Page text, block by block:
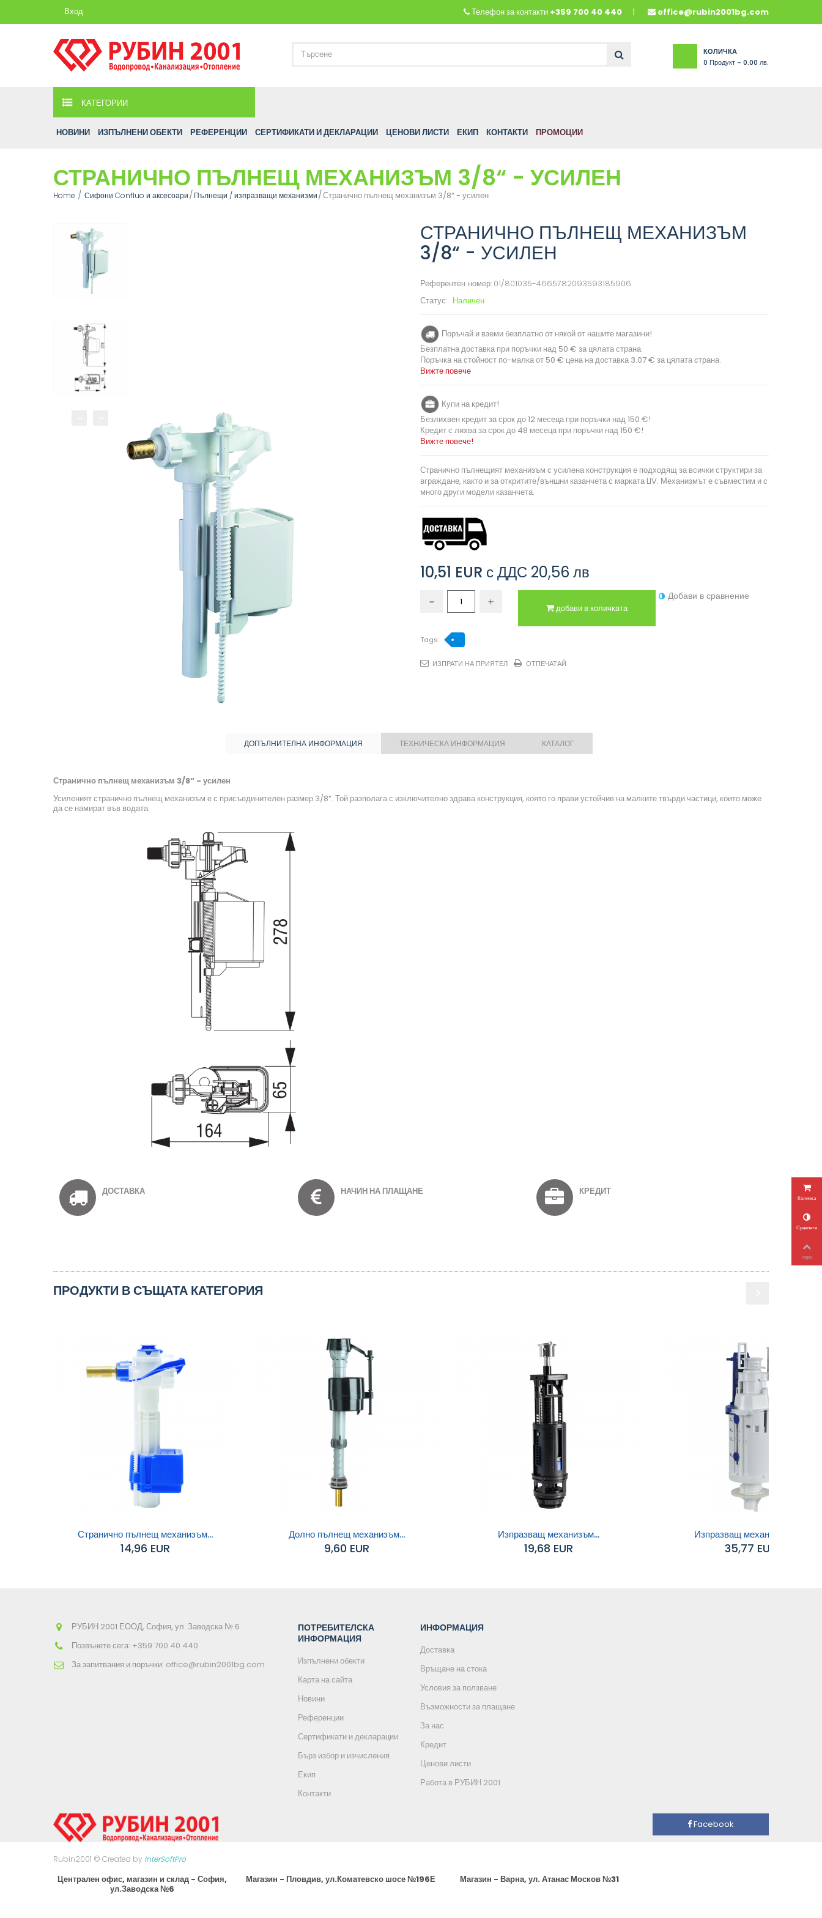
Телефон за контакти +359 700 40 440 office@rubin2001bg.com
Вход
КОЛИЧКА
0 Продукт - 0.00 лв.
КАТЕГОРИИ
НОВИНИ ИЗПЪЛНЕНИ ОБЕКТИ РЕФЕРЕНЦИИ СЕРТИФИКАТИ И ДЕКЛАРАЦИИ ЦЕНОВИ ЛИСТИ ЕКИП КОНТАКТИ ПРОМОЦИИ
СТРАНИЧНО ПЪЛНЕЩ МЕХАНИЗЪМ 3/8“ - УСИЛЕН
Home Сифони Confluo и аксесоари Пълнещи / изпразващи механизми Странично пълнещ механизъм 3/8“ - усилен
СТРАНИЧНО ПЪЛНЕЩ МЕХАНИЗЪМ
3/8“ - УСИЛЕН
Референтен номер: 01/801035-4665782093593185906
Статус: Наличен
Поръчай и вземи безплатно от някой от нашите магазини!
Безплатна доставка при поръчки над 50 € за цялата страна.
Поръчка на стойност по-малка от 50 € цена на доставка 3.07 € за цялата страна.
Вижте повече
Купи на кредит!
Безлихвен кредит за срок до 12 месеца при поръчки над 150 €!
Кредит с лихва за срок до 48 месеца при поръчки над 150 €!
Вижте повече!
Странично пълнещият механизъм с усилена конструкция е подходящ за всички структири за
вграждане, както и за откритите/външни казанчета с марката LIV. Механизмът е съвместим и с
много други модели казанчета.
10,51 EUR с ДДС 20,56 лв
добави в количката
Добави в сравнение
Tags:
ИЗПРАТИ НА ПРИЯТЕЛ ОТПЕЧАТАЙ
ДОПЪЛНИТЕЛНА ИНФОРМАЦИЯ ТЕХНИЧЕСКА ИНФОРМАЦИЯ КАТАЛОГ
Странично пълнещ механизъм 3/8“ - усилен
Усиленият странично пълнещ механизъм е с присъединителен размер 3/8“. Той разполага с изключително здрава конструкция, която го прави устойчив на малките твърди частици, които може
да се намират във водата.
ДОСТАВКА НАЧИН НА ПЛАЩАНЕ КРЕДИТ
ПРОДУКТИ В СЪЩАТА КАТЕГОРИЯ
Странично пълнещ механизъм...
14,96 EUR
Долно пълнещ механизъм...
9,60 EUR
Изпразващ механизъм...
19,68 EUR
Изпразващ механизъм за...
35,77 EUR
РУБИН 2001 ЕООД, София, ул. Заводска № 6
Позвънете сега: +359 700 40 440
За запитвания и поръчки: office@rubin2001bg.com
ПОТРЕБИТЕЛСКА
ИНФОРМАЦИЯ
Изпълнени обекти
Карта на сайта
Новини
Референции
Сертификати и декларации
Бърз избор и изчисления
Екип
Контакти
ИНФОРМАЦИЯ
Доставка
Връщане на стока
Условия за ползване
Възможности за плащане
За нас
Кредит
Ценови листи
Работа в РУБИН 2001
Facebook
Rubin2001 © Created by InterSoftPro
Централен офис, магазин и склад - София,
ул.Заводска №6
Магазин - Пловдив, ул.Коматевско шосе №196Е Магазин - Варна, ул. Атанас Москов №31
Количка
Сравнете
горе